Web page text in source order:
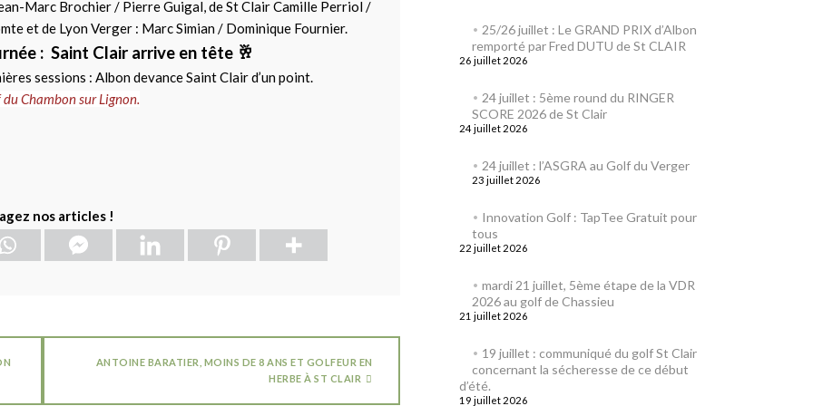
Marc Brochier / Pierre Guigal, de St Clair Camille Perriol /
et de Lyon Verger : Marc Simian / Dominique Fournier.
: Saint Clair arrive en tête 🥂
sessions : Albon devance Saint Clair d’un point.
Chambon sur Lignon.
nos articles !
ANTOINE BARATIER, MOINS DE 8 ANS ET GOLFEUR EN
HERBE À ST CLAIR
25/26 juillet : Le GRAND PRIX d’Albon
remporté par Fred DUTU de St CLAIR
26 juillet 2026
24 juillet : 5ème round du RINGER
SCORE 2026 de St Clair
24 juillet 2026
24 juillet : l’ASGRA au Golf du Verger
23 juillet 2026
Innovation Golf : TapTee Gratuit pour
tous
22 juillet 2026
mardi 21 juillet, 5ème étape de la VDR
2026 au golf de Chassieu
21 juillet 2026
19 juillet : communiqué du golf St Clair
concernant la sécheresse de ce début
d’été.
19 juillet 2026